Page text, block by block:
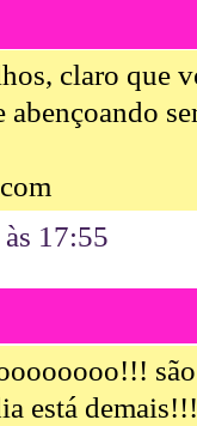
claro que
abençoando
17:55
está